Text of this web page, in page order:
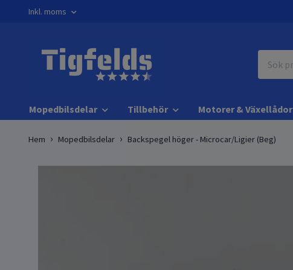
Inkl. moms
Mopedbilsdelar Tillbehör Motorer & Växellådor
Hem Mopedbilsdelar Backspegel höger - Microcar/Ligier (Beg)